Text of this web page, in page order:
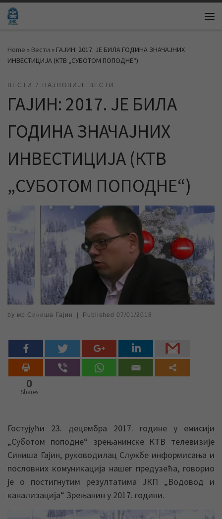
Skip to content
Home » Вести » ГАЈИН: 2017. ЈЕ БИЛА ГОДИНА ЗНАЧАЈНИХ
ИНВЕСТИЦИЈА (КТВ „СУБОТОМ ПОПОДНЕ“)
ВЕСТИ НАЈНОВИЈЕ ВЕСТИ
ГАЈИН: 2017. ЈЕ БИЛА
ГОДИНА ЗНАЧАЈНИХ
ИНВЕСТИЦИЈА (КТВ
„СУБОТОМ ПОПОДНЕ“)
by мр Синиша Гајин Published 07/01/2018
0
Shares
Гостујући 23. децембра 2017. године у емисији
„Суботом поподне“ зрењанинске КТВ телевизије
Синиша Гајин, руководилац Службе информисања и
пословних комуникација нашег предузећа, говорио
је о постигнутим резултатима ЈКП „Водовод и
канализација“ Зрењанин у 2017. години.